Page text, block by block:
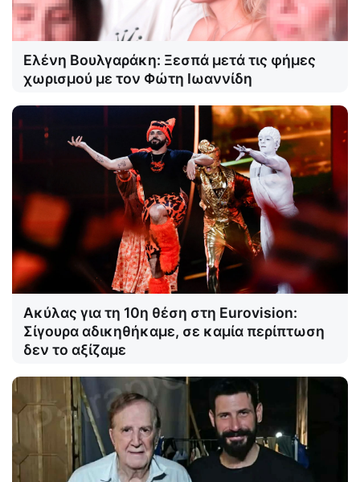
Ελένη Βουλγαράκη: Ξεσπά μετά τις φήμες
χωρισμού με τον Φώτη Ιωαννίδη
Ακύλας για τη 10η θέση στη Eurovision:
Σίγουρα αδικηθήκαμε, σε καμία περίπτωση
δεν το αξίζαμε